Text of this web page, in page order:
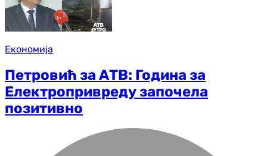
Економија
Петровић за АТВ: Година за
Електропривреду започела
позитивно